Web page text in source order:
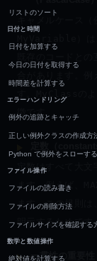
リストのソート
日付と時間
日付を加算する
今日の日付を取得する
時間差を計算する
エラーハンドリング
例外の追跡とキャッチ
正しい例外クラスの作成方
Python で例外をスローす
ファイル操作
ファイルの読み書き
ファイルの削除方法
ファイルサイズを確認する
数学と数値操作
絶対値を計算する
既存のコードと
合があります。
MyClass
の
徴です。
定数はすべて大文
ます。例えば、
ます。この規則は
明示するためです
一貫性の重要性